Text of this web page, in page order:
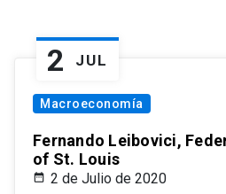
2 JUL
Macroeconomía
Fernando Leibovici,
of St. Louis
2 de Julio de 2020